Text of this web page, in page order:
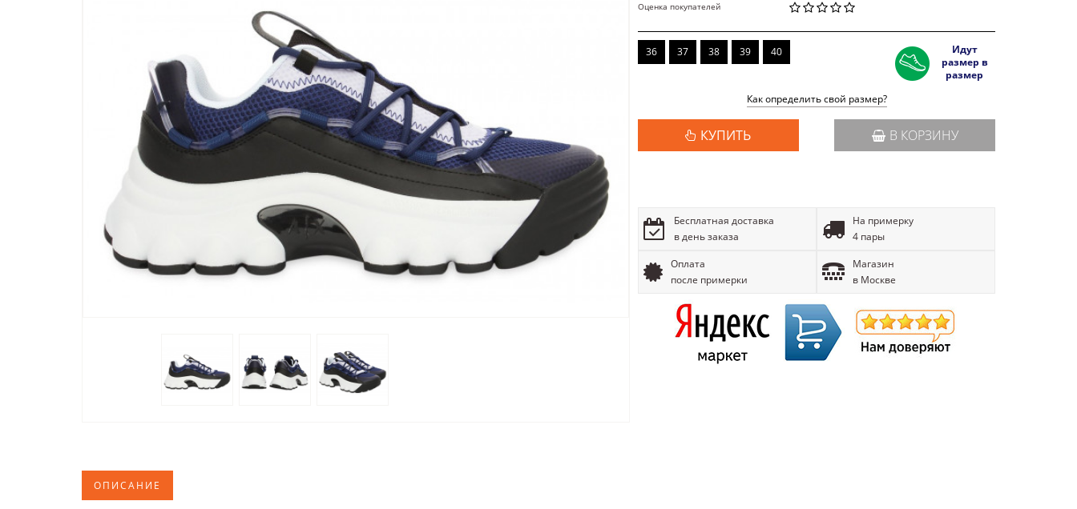
Оценка покупателей
36 37 38 39 40
Идут
размер в
размер
Как определить свой размер?
КУПИТЬ В КОРЗИНУ
Бесплатная доставка
в день заказа
На примерку
4 пары
Оплата
после примерки
Магазин
в Москве
ОПИСАНИЕ